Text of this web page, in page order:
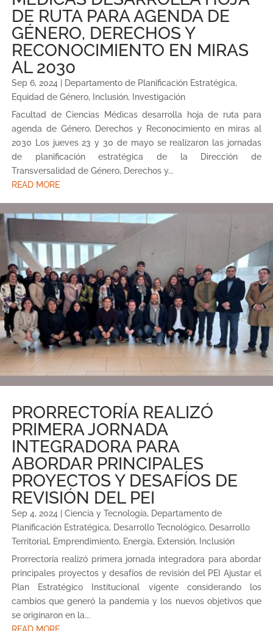
DE RUTA PARA AGENDA DE
GÉNERO, DERECHOS Y
RECONOCIMIENTO EN MIRAS
AL 2030
Sep 6, 2024 Departamento de Planificación Estratégica,
Equidad de Género, Inclusión,
Investigación
Facultad de Ciencias Médicas desarrolla hoja de ruta para
agenda de Género, Derechos y Reconocimiento en miras al
2030 Los jueves 23 y 30 de mayo se realizaron las jornadas
de planificación estratégica de la Dirección de
Transversalidad de Género, Derechos y...
READ MORE
PRORRECTORÍA REALIZÓ
PRIMERA JORNADA
INTEGRADORA PARA
ABORDAR PRINCIPALES
PROYECTOS Y DESAFÍOS DE
REVISIÓN DEL PEI
Sep 4, 2024 Ciencia y Tecnología, Departamento de
Planificación Estratégica, Desarrollo Tecnológico, Desarrollo
Territorial, Emprendimiento, Energía, Extensión,
Inclusión
Prorrectoría realizó primera jornada integradora para abordar
principales proyectos y desafíos de revisión del PEI Ajustar el
Plan Estratégico Institucional vigente considerando los
cambios que generó la pandemia y los nuevos objetivos que
se originaron en la...
READ MORE